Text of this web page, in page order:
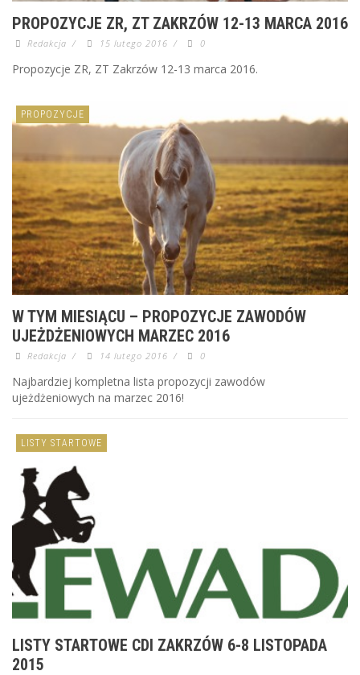
PROPOZYCJE ZR, ZT ZAKRZÓW 12-13 MARCA 2016
Redakcja / 15 lutego 2016 / 0
Propozycje ZR, ZT Zakrzów 12-13 marca 2016.
PROPOZYCJE
W TYM MIESIĄCU – PROPOZYCJE ZAWODÓW
UJEŻDŻENIOWYCH MARZEC 2016
Redakcja / 14 lutego 2016 / 0
Najbardziej kompletna lista propozycji zawodów
ujeżdżeniowych na marzec 2016!
LISTY STARTOWE
LISTY STARTOWE CDI ZAKRZÓW 6-8 LISTOPADA
2015